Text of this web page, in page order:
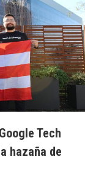
Tech
hazaña de